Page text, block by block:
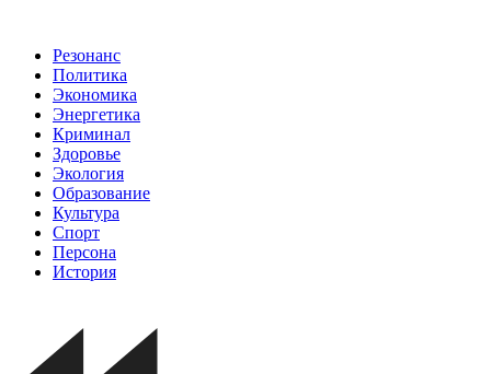
Резонанс
Политика
Экономика
Энергетика
Криминал
Здоровье
Экология
Образование
Культура
Спорт
Персона
История